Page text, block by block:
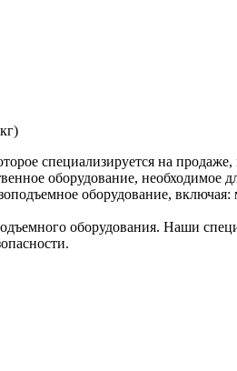
специализируется на
оборудование, необходимое
оборудование,
оборудования. Наши